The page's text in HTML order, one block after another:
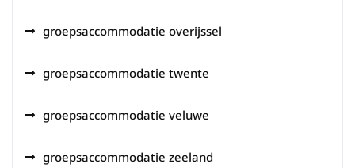
groepsaccommodatie overijssel
groepsaccommodatie twente
groepsaccommodatie veluwe
groepsaccommodatie zeeland